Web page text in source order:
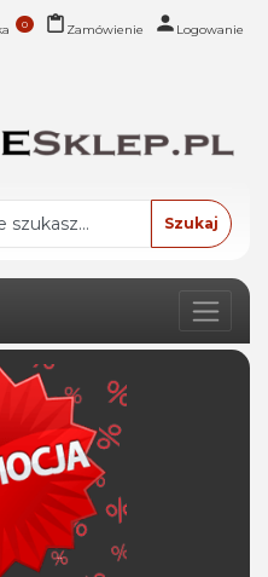
0 Zamówienie Logowanie